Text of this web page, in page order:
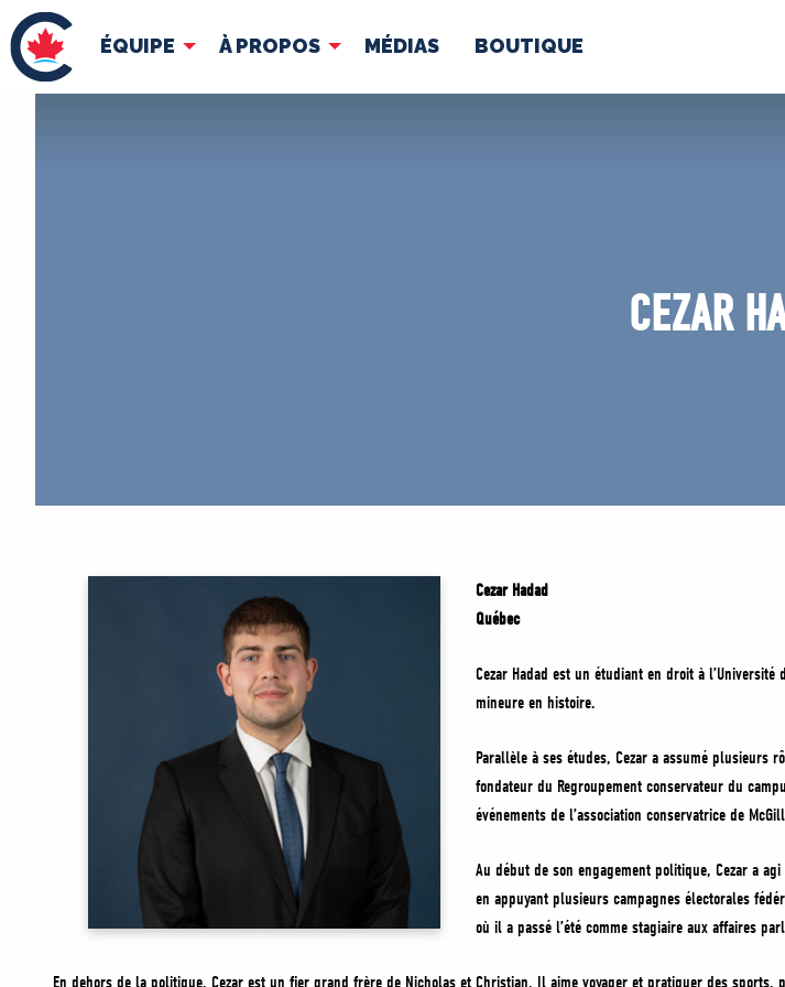
ÉQUIPE À PROPOS MÉDIAS BOUTIQUE
ÉQUIPE À PROPOS
CEZAR
Cezar Hadad
Québec
Cezar Hadad est un étudiant en droit à
mineure en histoire.
Parallèle à ses études, Cezar a assumé plusieurs
fondateur du Regroupement conservateur du
événements de l’association conservatrice de
Au début de son engagement politique, Cezar a
en appuyant plusieurs campagnes électorales
où il a passé l’été comme stagiaire aux affaires
En dehors de la politique, Cezar est un fier grand frère de Nicholas et Christian. Il aime voyager et pratiquer des